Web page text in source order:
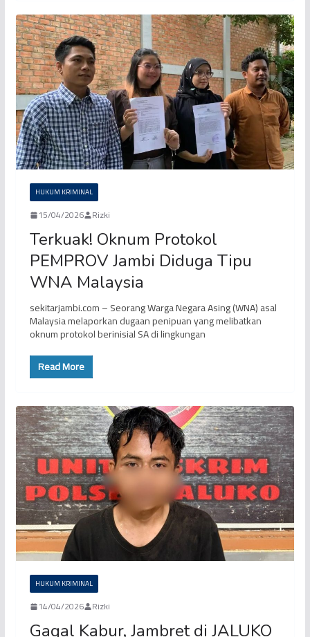
HUKUM KRIMINAL
15/04/2026 Rizki
Terkuak! Oknum Protokol
PEMPROV Jambi Diduga Tipu
WNA Malaysia
sekitarjambi.com – Seorang Warga Negara Asing (WNA) asal
Malaysia melaporkan dugaan penipuan yang melibatkan
oknum protokol berinisial SA di lingkungan
Read More
HUKUM KRIMINAL
14/04/2026 Rizki
Gagal Kabur, Jambret di JALUKO